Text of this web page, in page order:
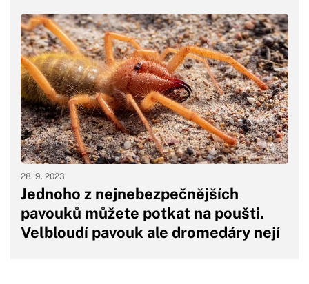
Jednoho z nejnebezpečnějších
pavouků můžete potkat na poušti.
Velbloudí pavouk ale dromedáry nejí
28. 9. 2023